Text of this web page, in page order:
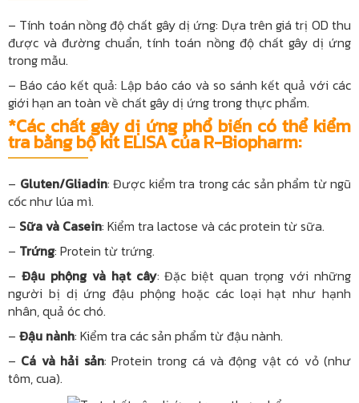
– Tính toán nồng độ chất gây dị ứng: Dựa trên giá trị OD thu
được và đường chuẩn, tính toán nồng độ chất gây dị ứng
trong mẫu.
– Báo cáo kết quả: Lập báo cáo và so sánh kết quả với các
giới hạn an toàn về chất gây dị ứng trong thực phẩm.
*Các chất gây dị ứng phổ biến có thể kiểm
tra bằng bộ kit ELISA của R-Biopharm:
– Gluten/Gliadin: Được kiểm tra trong các sản phẩm từ ngũ
cốc như lúa mì.
– Sữa và Casein: Kiểm tra lactose và các protein từ sữa.
– Trứng: Protein từ trứng.
– Đậu phộng và hạt cây: Đặc biệt quan trọng với những
người bị dị ứng đậu phộng hoặc các loại hạt như hạnh
nhân, quả óc chó.
– Đậu nành: Kiểm tra các sản phẩm từ đậu nành.
– Cá và hải sản: Protein trong cá và động vật có vỏ (như
tôm, cua).